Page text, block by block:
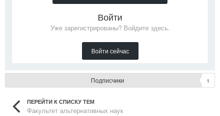
Войти
Уже зарегистрированы? Войдите здесь.
Войти сейчас
Подписчики 1
ПЕРЕЙТИ К СПИСКУ ТЕМ
Факультет альтернативных наук